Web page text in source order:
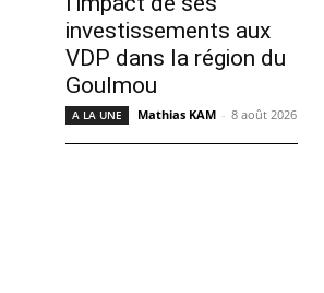
investissements aux
VDP dans la région du
Goulmou
A LA UNE Mathias KAM - 8 août 2026